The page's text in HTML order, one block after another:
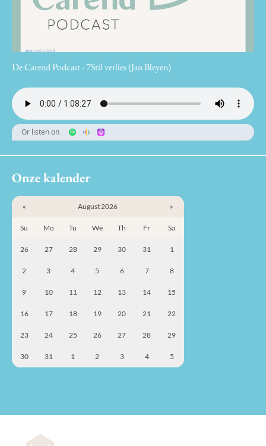
De Carend Podcast - 7Stil verlies (Jan Bleyen)
Or listen on
Onze kalender
« August 2026 »
Su Mo Tu We Th Fr Sa
26 27 28 29 30 31 1
2 3 4 5 6 7 8
9 10 11 12 13 14 15
16 17 18 19 20 21 22
23 24 25 26 27 28 29
30 31 1 2 3 4 5